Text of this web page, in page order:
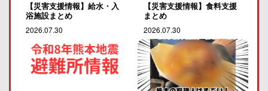
【災害支援情報】給水・入
浴施設まとめ
2026.07.30
【災害支援情報】食料支援
まとめ
2026.07.30